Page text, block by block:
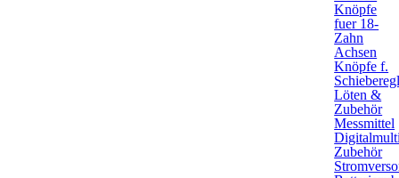
Knöpfe
fuer 18-
Zahn
Achsen
Knöpfe f.
Löten &
Zubehör
Messmittel
Zubehör